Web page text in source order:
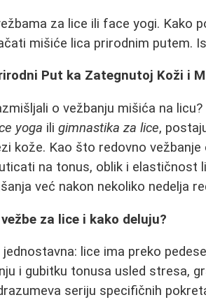
za lice ili face yogi. Kako
mišiće lica prirodnim putem.
Put ka Zategnutoj Koži i
o vežbanju mišića na
yoga iligimnastika za lice,
kože. Kao što redovno
na tonus, oblik i elastičnost
već nakon nekoliko nedelja
za lice i kako deluju?
jednostavna: lice ima preko
i gubitku tonusa usled stresa,
seriju specifičnih